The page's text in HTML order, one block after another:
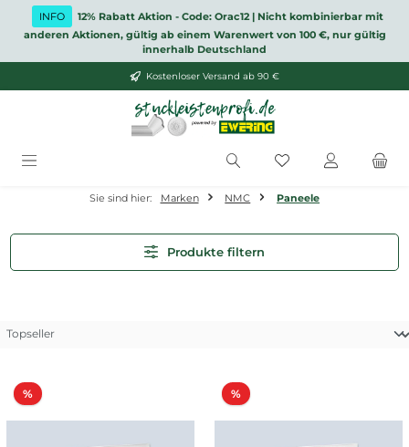
Zum Hauptinhalt springen
INFO
12% Rabatt Aktion - Code: Orac12 | Nicht kombinierbar mit
anderen Aktionen, gültig ab einem Warenwert von 100 €, nur gültig
innerhalb Deutschland
Kostenloser Versand ab 90 €
Du hast 0
Sie sind hier: Marken NMC Paneele
Produkte filtern
%Rabatt %Rabatt